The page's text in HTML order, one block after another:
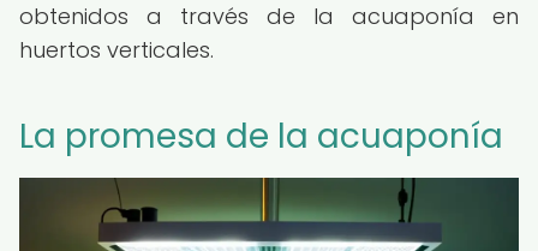
obtenidos a través de la acuaponía en
huertos verticales.
La promesa de la acuaponía